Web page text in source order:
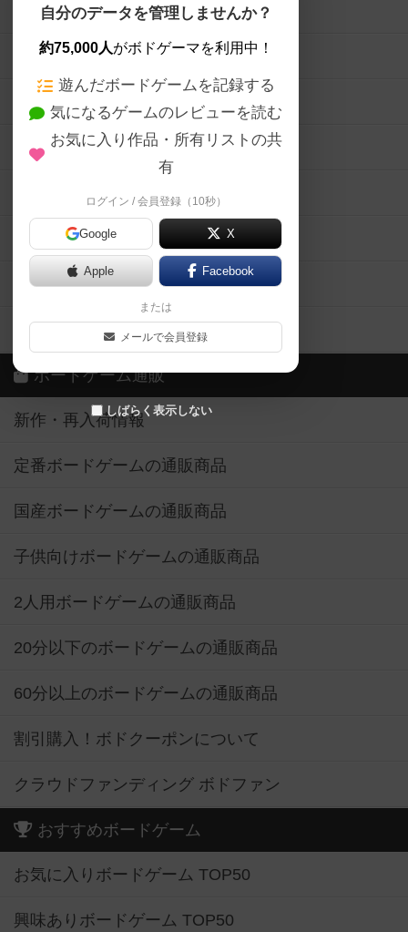
自分のデータを管理しませんか？
約75,000人がボドゲーマを利用中！
遊んだボードゲームを記録する
気になるゲームのレビューを読む
お気に入り作品・所有リストの共
有
ログイン / 会員登録（10秒）
Google X
Apple Facebook
または
メールで会員登録
しばらく表示しない
ボードゲームを検索する
ボードゲームの新着レビュー
ボードゲーム会情報
メカニクス特集
掲示板・トピックス
ボドとも・会員一覧
ボードゲーム業界コラム
ボドゲーマご利用案内
ボードゲーム通販
新作・再入荷情報
定番ボードゲームの通販商品
国産ボードゲームの通販商品
子供向けボードゲームの通販商品
2人用ボードゲームの通販商品
20分以下のボードゲームの通販商品
60分以上のボードゲームの通販商品
割引購入！ボドクーポンについて
クラウドファンディング ボドファン
おすすめボードゲーム
お気に入りボードゲーム TOP50
興味ありボードゲーム TOP50